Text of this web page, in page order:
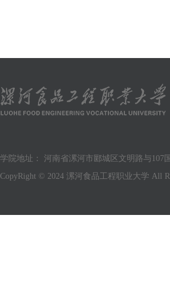
学院地址： 河南省漯河市郾城区文明路与107
CopyRight © 2024 漯河食品工程职业大学 All